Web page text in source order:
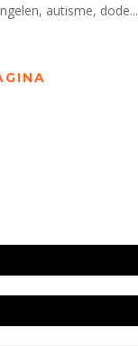
autisme, dode...